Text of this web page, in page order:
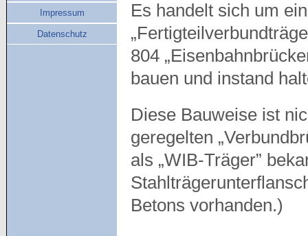
Impressum
Datenschutz
Es handelt sich um
804
bauen und instand
Diese Bauweise ist
geregelten
als „WIB-Träger”
Betons vorhanden.)